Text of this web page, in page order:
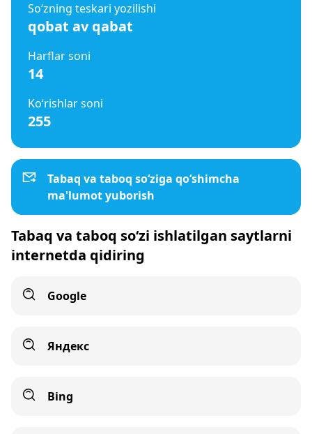
So‘zning teskari yozilishi
qobat av qabat
Harflar soni
14
Ko‘rishlar soni
255
Tabaq va taboq so‘ziga qo‘shimcha
ma'lumot yuborish
Tabaq va taboq so‘zi ishlatilgan saytlarni
internetda qidiring
Google
Яндекс
Bing